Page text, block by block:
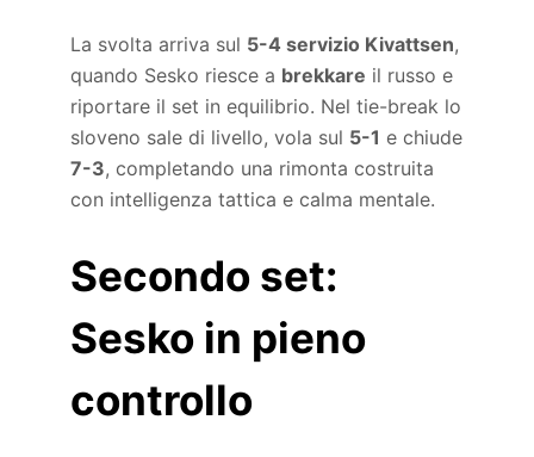
La svolta arriva sul 5-4 servizio Kivattsen,
quando Sesko riesce a brekkare il russo e
riportare il set in equilibrio. Nel tie-break lo
sloveno sale di livello, vola sul 5-1 e chiude
7-3, completando una rimonta costruita
con intelligenza tattica e calma mentale.
Secondo set:
Sesko in pieno
controllo